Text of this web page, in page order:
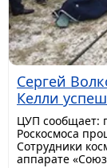
Сергей
Келли
ЦУП сообщает:
Роскосмоса
Сотрудники
аппарате «Союз